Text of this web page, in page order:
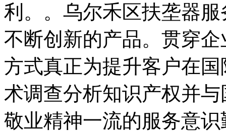
利。。乌尔禾区扶垄器
不断创新的产品。贯穿
方式真正为提升客户在
术调查分析知识产权并
敬业精神一流的服务意